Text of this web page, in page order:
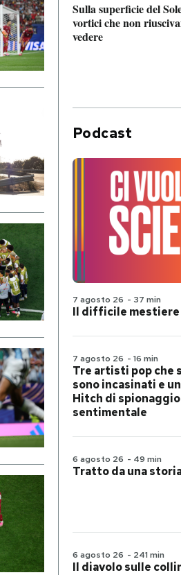
Sulla superficie del
vortici che non
vedere
Podcast
7 agosto 26 - 37 min
Il difficile
7 agosto 26 - 16 min
Tre artisti pop che
sono incasinati e un
Hitch di spionaggio
sentimentale
6 agosto 26 - 49 min
Tratto da una
6 agosto 26 - 241 min
Il diavolo sulle